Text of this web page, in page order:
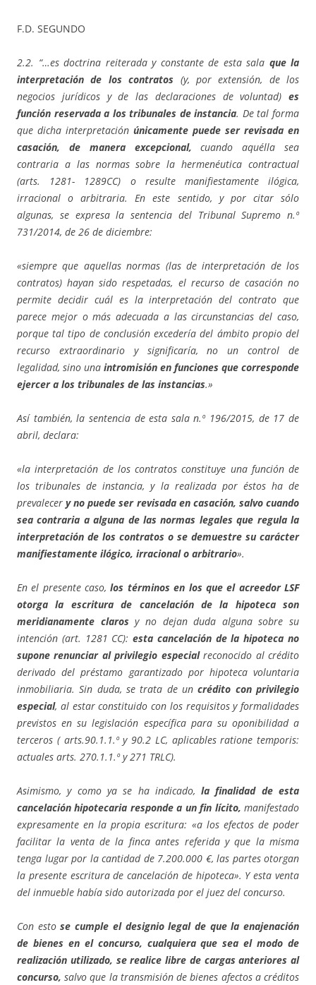
F.D. SEGUNDO
2.2. “…es doctrina reiterada y constante de esta sala que la
interpretación de los contratos (y, por extensión, de los
negocios jurídicos y de las declaraciones de voluntad) es
función reservada a los tribunales de instancia. De tal forma
que dicha interpretación únicamente puede ser revisada en
casación, de manera excepcional, cuando aquélla sea
contraria a las normas sobre la hermenéutica contractual
(arts. 1281- 1289CC) o resulte manifiestamente ilógica,
irracional o arbitraria. En este sentido, y por citar sólo
algunas, se expresa la sentencia del Tribunal Supremo n.º
731/2014, de 26 de diciembre:
«siempre que aquellas normas (las de interpretación de los
contratos) hayan sido respetadas, el recurso de casación no
permite decidir cuál es la interpretación del contrato que
parece mejor o más adecuada a las circunstancias del caso,
porque tal tipo de conclusión excedería del ámbito propio del
recurso extraordinario y significaría, no un control de
legalidad, sino una intromisión en funciones que corresponde
ejercer a los tribunales de las instancias.»
Así también, la sentencia de esta sala n.º 196/2015, de 17 de
abril, declara:
«la interpretación de los contratos constituye una función de
los tribunales de instancia, y la realizada por éstos ha de
prevalecery no puede ser revisada en casación, salvo cuando
sea contraria a alguna de las normas legales que regula la
interpretación de los contratos o se demuestre su carácter
manifiestamente ilógico, irracional o arbitrario».
En el presente caso,los términos en los que el acreedor LSF
otorga la escritura de cancelación de la hipoteca son
meridianamente claros y no dejan duda alguna sobre su
intención (art. 1281 CC):esta cancelación de la hipoteca no
supone renunciar al privilegio especialreconocido al crédito
derivado del préstamo garantizado por hipoteca voluntaria
inmobiliaria. Sin duda, se trata de uncrédito con privilegio
especial, al estar constituido con los requisitos y formalidades
previstos en su legislación específica para su oponibilidad a
terceros ( arts.90.1.1.º y 90.2 LC, aplicables ratione temporis:
actuales arts. 270.1.1.º y 271 TRLC).
Asimismo, y como ya se ha indicado,la finalidad de esta
cancelación hipotecaria responde a un fin lícito, manifestado
expresamente en la propia escritura: «a los efectos de poder
facilitar la venta de la finca antes referida y que la misma
tenga lugar por la cantidad de 7.200.000 €, las partes otorgan
la presente escritura de cancelación de hipoteca». Y esta venta
del inmueble había sido autorizada por el juez del concurso.
Con estose cumple el designio legal de que la enajenación
de bienes en el concurso, cualquiera que sea el modo de
realización utilizado, se realice libre de cargas anteriores al
concurso, salvo que la transmisión de bienes afectos a créditos